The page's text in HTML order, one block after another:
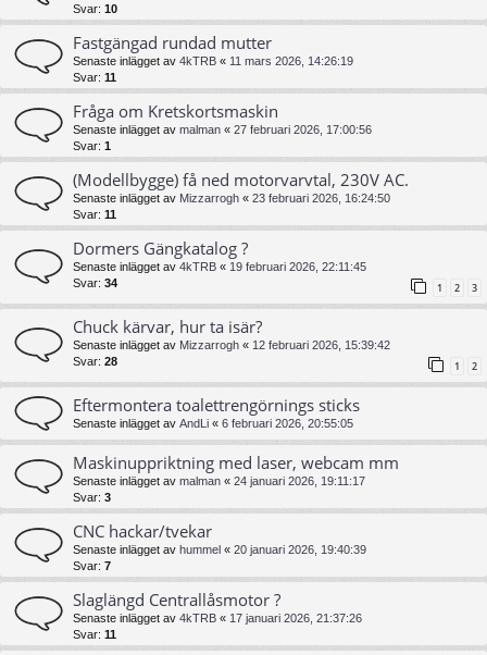
Svar: 10
Fastgängad rundad mutter
Senaste inlägget av 4kTRB « 11 mars 2026, 14:26:19
Svar: 11
Fråga om Kretskortsmaskin
Senaste inlägget av malman « 27 februari 2026, 17:00:56
Svar: 1
(Modellbygge) få ned motorvarvtal, 230V AC.
Senaste inlägget av Mizzarrogh « 23 februari 2026, 16:24:50
Svar: 11
Dormers Gängkatalog ?
Senaste inlägget av 4kTRB « 19 februari 2026, 22:11:45
Svar: 34 1 2 3
Chuck kärvar, hur ta isär?
Senaste inlägget av Mizzarrogh « 12 februari 2026, 15:39:42
Svar: 28 1 2
Eftermontera toalettrengörnings sticks
Senaste inlägget av AndLi « 6 februari 2026, 20:55:05
Maskinuppriktning med laser, webcam mm
Senaste inlägget av malman « 24 januari 2026, 19:11:17
Svar: 3
CNC hackar/tvekar
Senaste inlägget av hummel « 20 januari 2026, 19:40:39
Svar: 7
Slaglängd Centrallåsmotor ?
Senaste inlägget av 4kTRB « 17 januari 2026, 21:37:26
Svar: 11